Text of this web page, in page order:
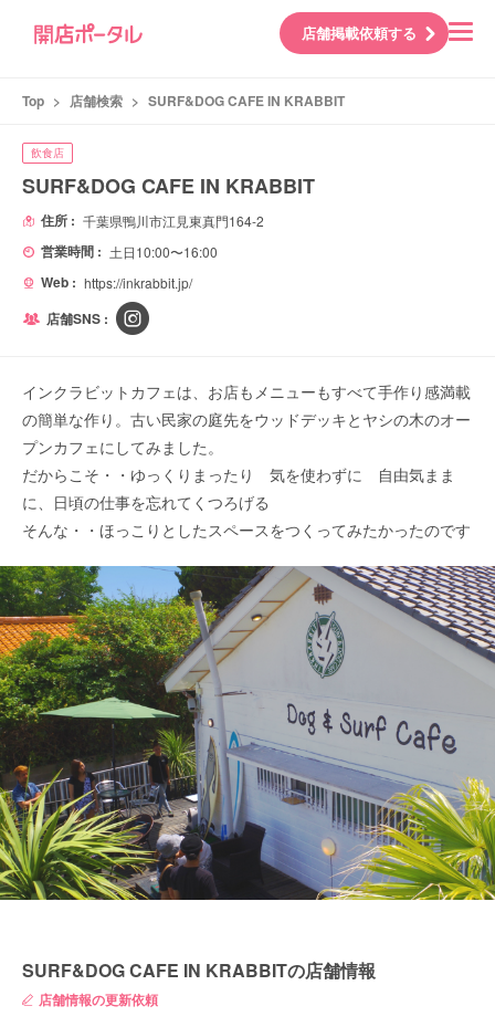
店舗掲載依頼する
Top > 店舗検索 > SURF&DOG CAFE IN KRABBIT
飲食店
SURF&DOG CAFE IN KRABBIT
住所 : 千葉県鴨川市江見東真門164-2
営業時間 : 土日10:00〜16:00
Web : https://inkrabbit.jp/
店舗SNS :
インクラビットカフェは、お店もメニューもすべて手作り感満載
の簡単な作り。古い民家の庭先をウッドデッキとヤシの木のオー
プンカフェにしてみました。
だからこそ・・ゆっくりまったり 気を使わずに 自由気まま
に、日頃の仕事を忘れてくつろげる
そんな・・ほっこりとしたスペースをつくってみたかったのです
SURF&DOG CAFE IN KRABBITの店舗情報
店舗情報の更新依頼